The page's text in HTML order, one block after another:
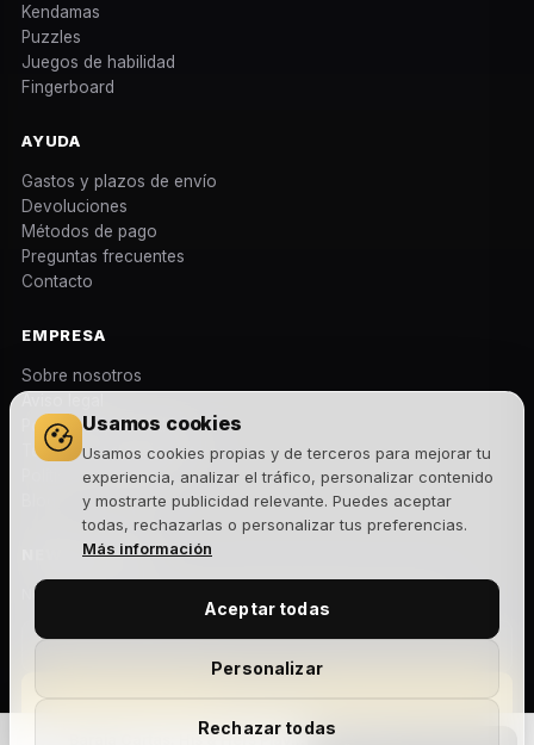
Usamos cookies
Usamos cookies propias y de terceros para mejorar tu
experiencia, analizar el tráfico, personalizar contenido
y mostrarte publicidad relevante. Puedes aceptar
todas, rechazarlas o personalizar tus preferencias.
Más información
Rechazar todas
Personalizar
Aceptar todas
Baraja Cartas: His & Hers Playing Cards
Kendamas
Puzzles
Juegos de habilidad
Fingerboard
AYUDA
Gastos y plazos de envío
Devoluciones
Métodos de pago
Preguntas frecuentes
Contacto
EMPRESA
Sobre nosotros
Política de privacidad
Términos y condiciones
Política de cookies
NEWSLETTER
Novedades, lanzamientos y ofertas exclusivas. Sin spam.